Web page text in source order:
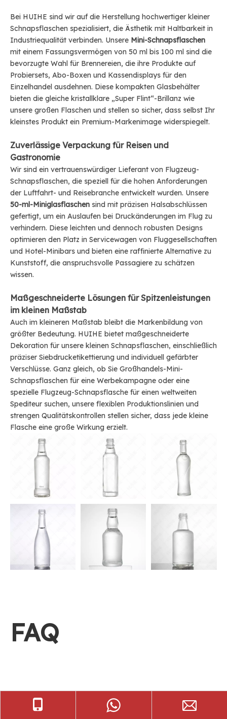
Bei HUIHE sind wir auf die Herstellung hochwertiger kleiner
Schnapsflaschen spezialisiert, die Ästhetik mit Haltbarkeit in
Industriequalität verbinden. Unsere Mini-Schnapsflaschen
mit einem Fassungsvermögen von 50 ml bis 100 ml sind die
bevorzugte Wahl für Brennereien, die ihre Produkte auf
Probiersets, Abo-Boxen und Kassendisplays für den
Einzelhandel ausdehnen. Diese kompakten Glasbehälter
bieten die gleiche kristallklare „Super Flint“-Brillanz wie
unsere großen Flaschen und stellen so sicher, dass selbst Ihr
kleinstes Produkt ein Premium-Markenimage widerspiegelt.
Zuverlässige Verpackung für Reisen und
Gastronomie
Wir sind ein vertrauenswürdiger Lieferant von Flugzeug-
Schnapsflaschen, die speziell für die hohen Anforderungen
der Luftfahrt- und Reisebranche entwickelt wurden. Unsere
50-ml-Miniglasflaschen sind mit präzisen Halsabschlüssen
gefertigt, um ein Auslaufen bei Druckänderungen im Flug zu
verhindern. Diese leichten und dennoch robusten Designs
optimieren den Platz in Servicewagen von Fluggesellschaften
und Hotel-Minibars und bieten eine raffinierte Alternative zu
Kunststoff, die anspruchsvolle Passagiere zu schätzen
wissen.
Maßgeschneiderte Lösungen für Spitzenleistungen
im kleinen Maßstab
Auch im kleineren Maßstab bleibt die Markenbildung von
größter Bedeutung. HUIHE bietet maßgeschneiderte
Dekoration für unsere kleinen Schnapsflaschen, einschließlich
präziser Siebdrucketikettierung und individuell gefärbter
Verschlüsse. Ganz gleich, ob Sie Großhandels-Mini-
Schnapsflaschen für eine Werbekampagne oder eine
spezielle Flugzeug-Schnapsflasche für einen weltweiten
Spediteur suchen, unsere flexiblen Produktionslinien und
strengen Qualitätskontrollen stellen sicher, dass jede kleine
Flasche eine große Wirkung erzielt.
FAQ